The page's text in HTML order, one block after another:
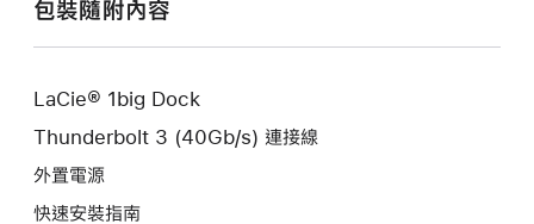
包裝隨附內容
LaCie® 1big Dock
Thunderbolt 3 (40Gb/s) 連接線
外置電源
快速安裝指南